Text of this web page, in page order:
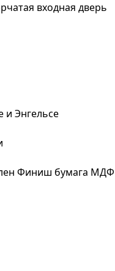
входная дверь
и Энгельсе
Финиш бумага МДФ